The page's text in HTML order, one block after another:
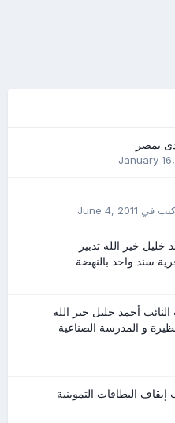
بمصر
January
في June 4, 2011
خير الله تدبير
سند واحد بالنهضة
أحمد خليل خير الله
و المدرسة الصناعية
البطاقات التموينية